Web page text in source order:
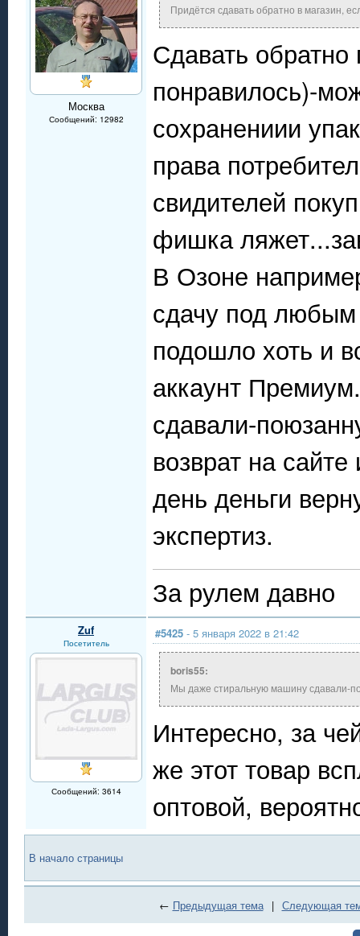
Москва
Сообщений: 12982
Придётся сдавать обратно в магазин,
Сдавать
понравилось)-
сохранениии
права
свидителей
фишка
В Озоне
сдачу под любым
подошло хоть и
аккаунт
сдавали-
возврат на
день деньги
экспертиз.
За рулем давно
Zuf
Посетитель
Сообщений: 3614
#5425 - 5 января 2022 в 21:42
boris55:
Мы даже стиральную машину сдавали-
Интересно, за
же этот товар
оптовой,
В начало страницы
← Предыдущая тема | Следующая